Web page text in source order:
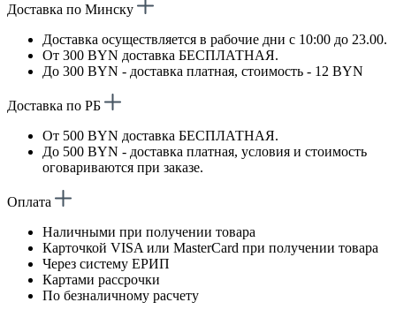
Доставка по Минску
Доставка осуществляется в рабочие дни с 10:00 до 23.00.
От 300 BYN доставка БЕСПЛАТНАЯ.
До 300 BYN - доставка платная, стоимость - 12 BYN
Доставка по РБ
От 500 BYN доставка БЕСПЛАТНАЯ.
До 500 BYN - доставка платная, условия и стоимость
оговариваются при заказе.
Оплата
Наличными при получении товара
Карточкой VISA или MasterCard при получении товара
Через систему ЕРИП
Картами рассрочки
По безналичному расчету